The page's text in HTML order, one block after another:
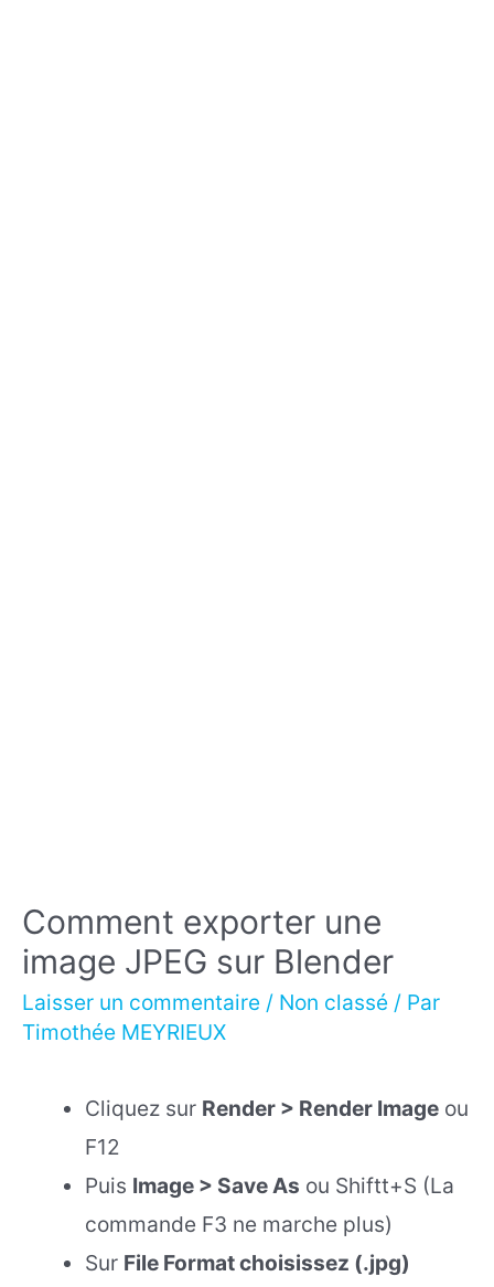
Comment exporter une
image JPEG sur Blender
Laisser un commentaire / Non classé / Par
Timothée MEYRIEUX
Cliquez sur Render > Render Image ou
F12
Puis Image > Save As ou Shiftt+S (La
commande F3 ne marche plus)
Sur File Format choisissez (.jpg)